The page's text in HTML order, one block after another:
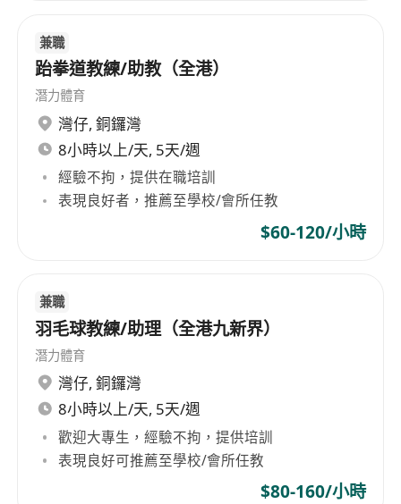
兼職
跆拳道教練/助教（全港）
潛力體育
灣仔, 銅鑼灣
8小時以上/天, 5天/週
經驗不拘，提供在職培訓
表現良好者，推薦至學校/會所任教
$60-120/小時
兼職
羽毛球教練/助理（全港九新界）
潛力體育
灣仔, 銅鑼灣
8小時以上/天, 5天/週
歡迎大專生，經驗不拘，提供培訓
表現良好可推薦至學校/會所任教
$80-160/小時